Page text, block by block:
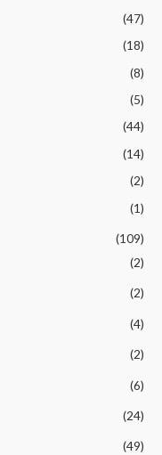
(47)
(18)
(8)
(5)
(44)
(14)
(2)
(1)
(109)
(2)
(2)
(4)
(2)
(6)
(24)
(49)